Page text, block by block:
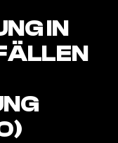
IN